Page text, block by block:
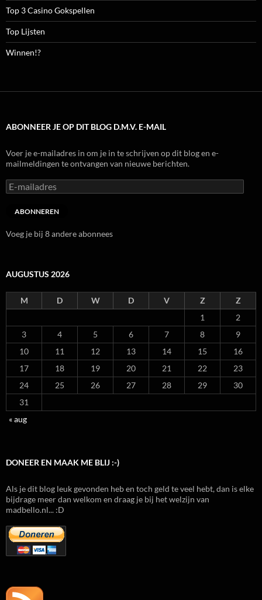
Top 3 Casino Gokspellen
Top Lijsten
Winnen!?
ABONNEER JE OP DIT BLOG D.M.V. E-MAIL
Voer je e-mailadres in om je in te schrijven op dit blog en e-
mailmeldingen te ontvangen van nieuwe berichten.
E-
mailadres
ABONNEREN
Voeg je bij 8 andere abonnees
AUGUSTUS 2026
M D W D V Z
Z
1
2
3
4 5 6 7 8
9
10
11 12 13 14 15
16
17
18 19 20 21 22
23
24
25 26 27 28 29
30
31
« aug
DONEER EN MAAK ME BLIJ :-)
Als je dit blog leuk gevonden heb en toch geld te veel hebt, dan is elke
bijdrage meer dan welkom en draag je bij het welzijn van
madbello.nl... :D